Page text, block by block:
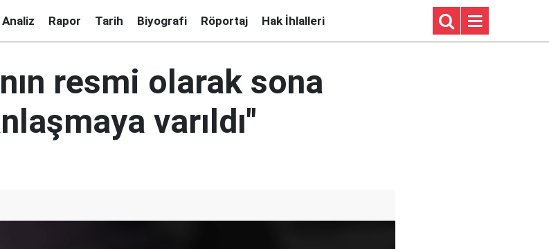
Analiz Rapor Tarih Biyografi Röportaj Hak İhlalleri
resmi olarak sona
varıldı"